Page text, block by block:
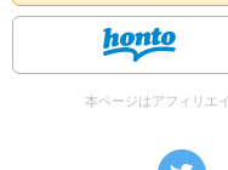
本ページはアフィリエ